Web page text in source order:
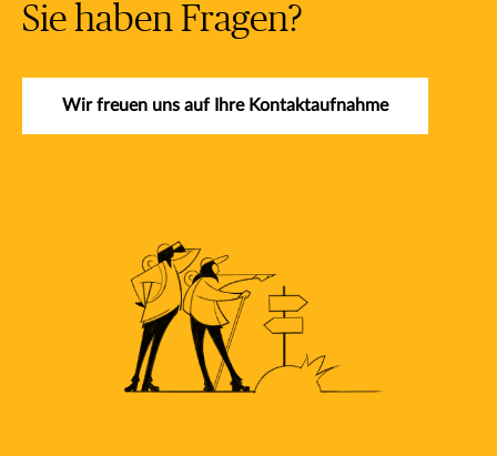
Sie haben Fragen?
Wir freuen uns auf Ihre Kontaktaufnahme